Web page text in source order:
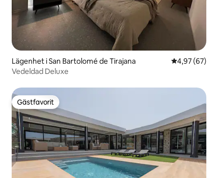
Lägenhet i San Bartolomé de Tirajana 4,97 av 5 i
4,97 (67)
Vedeldad Deluxe
Gästfavorit
Gästfavorit